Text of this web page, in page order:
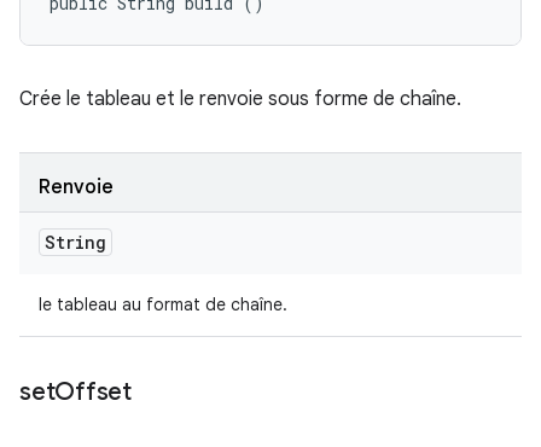
Crée le tableau et le renvoie sous forme de chaîne.
Renvoie
String
le tableau au format de chaîne.
setOffset